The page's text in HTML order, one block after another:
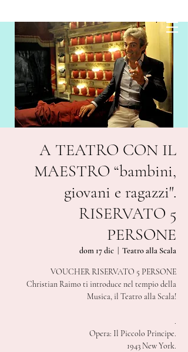
A TEATRO CON IL
MAESTRO “bambini,
giovani e ragazzi".
RISERVATO 5
PERSONE
dom 17 dic Teatro alla Scala
VOUCHER RISERVATO 5 PERSONE
Christian Raimo ti introduce nel tempio della
Musica, il Teatro alla Scala!
.
Opera: Il Piccolo Principe.
1943 New York.